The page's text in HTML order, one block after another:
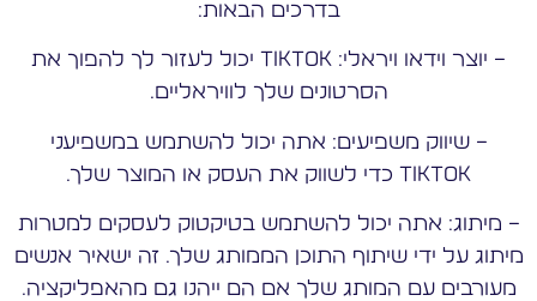
בדרכים הבאות:
– יוצר וידאו ויראלי: TikTok יכול לעזור לך להפוך את
הסרטונים שלך לוויראליים.
– שיווק משפיעים: אתה יכול להשתמש במשפיעני
TikTok כדי לשווק את העסק או המוצר שלך.
– מיתוג: אתה יכול להשתמש בטיקטוק לעסקים למטרות
מיתוג על ידי שיתוף התוכן הממותג שלך. זה ישאיר אנשים
מעורבים עם המותג שלך אם הם ייהנו גם מהאפליקציה.